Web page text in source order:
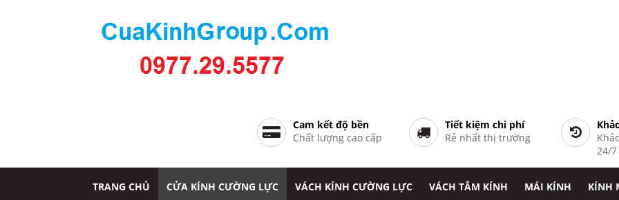
Cam kết độ bền
Chất lượng cao cấp
Tiết kiệm chi phí
Rẻ nhất thị trường
24/7
TRANG CHỦ CỬA KÍNH CƯỜNG LỰC VÁCH KÍNH CƯỜNG LỰC VÁCH TẮM KÍNH MÁI KÍNH KÍNH